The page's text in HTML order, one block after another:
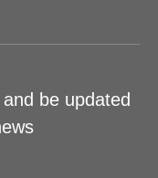
be updated